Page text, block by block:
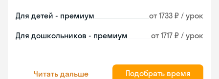
Для детей - премиум от 1733 ₽ / урок
Для дошкольников - премиум от 1717 ₽ / урок
Читать дальше Подобрать время